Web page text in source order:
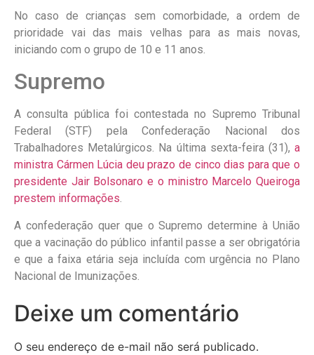
No caso de crianças sem comorbidade, a ordem de
prioridade vai das mais velhas para as mais novas,
iniciando com o grupo de 10 e 11 anos.
Supremo
A consulta pública foi contestada no Supremo Tribunal
Federal (STF) pela Confederação Nacional dos
Trabalhadores Metalúrgicos. Na última sexta-feira (31), a
ministra Cármen Lúcia deu prazo de cinco dias para que o
presidente Jair Bolsonaro e o ministro Marcelo Queiroga
prestem informações.
A confederação quer que o Supremo determine à União
que a vacinação do público infantil passe a ser obrigatória
e que a faixa etária seja incluída com urgência no Plano
Nacional de Imunizações.
Deixe um comentário
O seu endereço de e-mail não será publicado.